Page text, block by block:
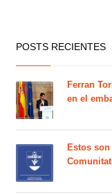
POSTS RECIENTES
Ferran
en el
Estos